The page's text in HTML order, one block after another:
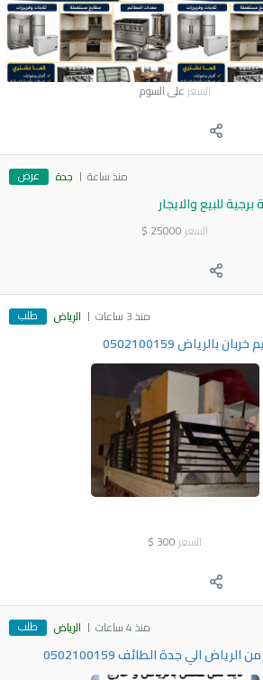
السعر على السوم
منذ ساعة جدة عرض
للبيع والايجار
السعر 25000
$
منذ 3 ساعات الرياض طلب
0502100159
السعر 300
$
منذ 4 ساعات الرياض طلب
الي جدة الطائف 0502100159